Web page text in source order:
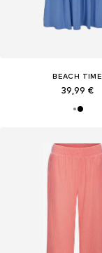
BEACH TIME
39,99 €